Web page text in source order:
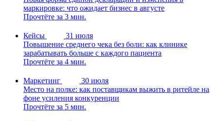
маркировке: что ожидает бизнес в августе
Прочтёте за 3 мин.
Кейсы
31 июля
Повышение среднего чека без боли: как клинике
зарабатывать больше с каждого пациента
Прочтёте за 4 мин.
Маркетинг
30 июля
Место на полке: как поставщикам выжить в ритейле на
фоне усиления конкуренции
Прочтёте за 5 мин.